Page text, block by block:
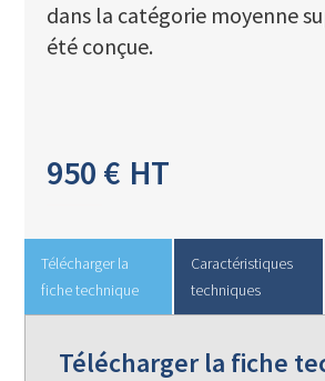
dans la catégorie moyenne
été conçue.
950 € HT
Télécharger la
fiche technique
Caractéristiques
techniques
Télécharger la fiche